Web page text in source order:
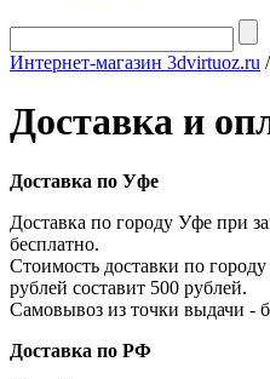
Интернет-магазин 3dvirtuoz.ru /
Доставка и
Доставка по Уфе
Доставка по городу Уфе при
бесплатно.
Стоимость доставки по
рублей составит 500 рублей.
Самовывоз из точки выдачи -
Доставка по РФ